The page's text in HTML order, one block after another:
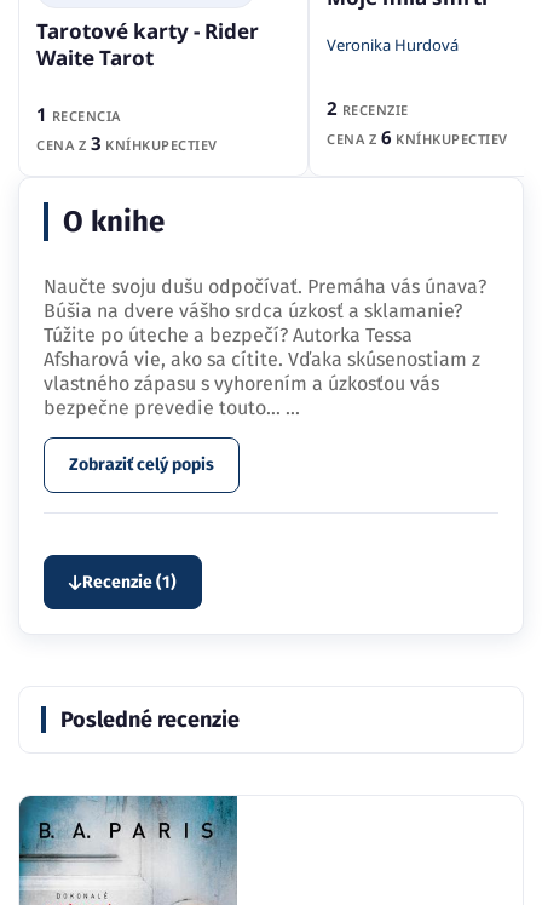
Tarotové karty - Rider
Waite Tarot
1 RECENCIA
CENA Z 3 KNÍHKUPECTIEV
Veronika Hurdová
2 RECENZIE
CENA Z 6 KNÍHKUPECTIEV
O knihe
Naučte svoju dušu odpočívať. Premáha vás únava?
Búšia na dvere vášho srdca úzkosť a sklamanie?
Túžite po úteche a bezpečí? Autorka Tessa
Afsharová vie, ako sa cítite. Vďaka skúsenostiam z
vlastného zápasu s vyhorením a úzkosťou vás
bezpečne prevedie touto… ...
Zobraziť celý popis
Recenzie (1)
Posledné recenzie